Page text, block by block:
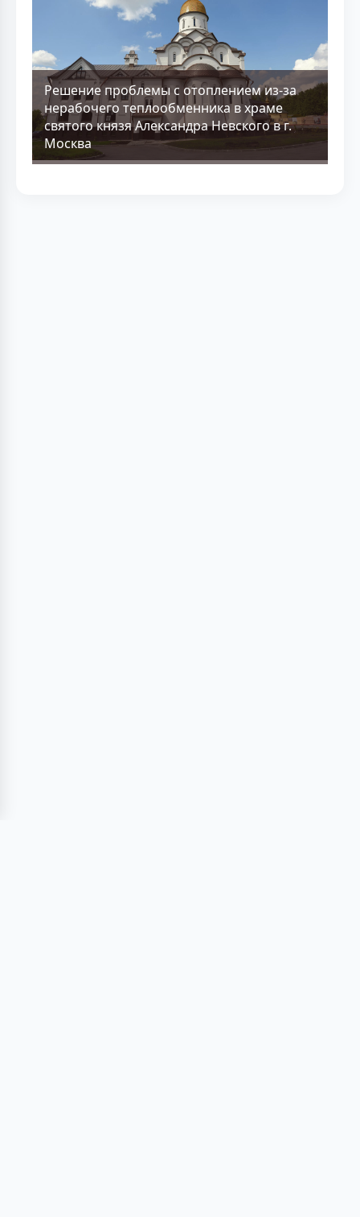
Решение проблемы с отоплением из-за
нерабочего теплообменника в храме
святого князя Александра Невского в г.
Москва